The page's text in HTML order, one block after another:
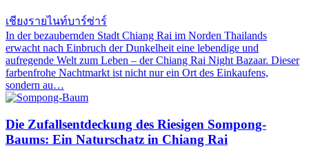
เชียงรายไนท์บาร์ซ่าร์
In der bezaubernden Stadt Chiang Rai im Norden Thailands
erwacht nach Einbruch der Dunkelheit eine lebendige und
aufregende Welt zum Leben – der Chiang Rai Night Bazaar. Dieser
farbenfrohe Nachtmarkt ist nicht nur ein Ort des Einkaufens,
sondern au…
Die Zufallsentdeckung des Riesigen Sompong-
Baums: Ein Naturschatz in Chiang Rai